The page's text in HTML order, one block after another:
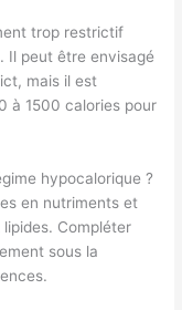
trop restrictif
Il peut être envisagé
mais il est
à 1500 calories pour
hypocalorique ?
en nutriments et
Compléter
sous la